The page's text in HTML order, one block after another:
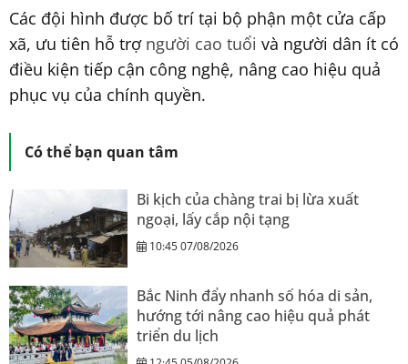
Các đội hình được bố trí tại bộ phận một cửa cấp
xã, ưu tiên hỗ trợ người cao tuổi và người dân ít có
điều kiện tiếp cận công nghệ, nâng cao hiệu quả
phục vụ của chính quyền.
Có thể bạn quan tâm
Bi kịch của chàng trai bị lừa xuất
ngoại, lấy cắp nội tạng
10:45 07/08/2026
Bắc Ninh đẩy nhanh số hóa di sản,
hướng tới nâng cao hiệu quả phát
triển du lịch